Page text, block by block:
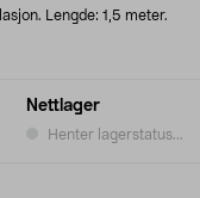
Nettlager
Henter lagerstatus...
Lengde: 1,5 meter.